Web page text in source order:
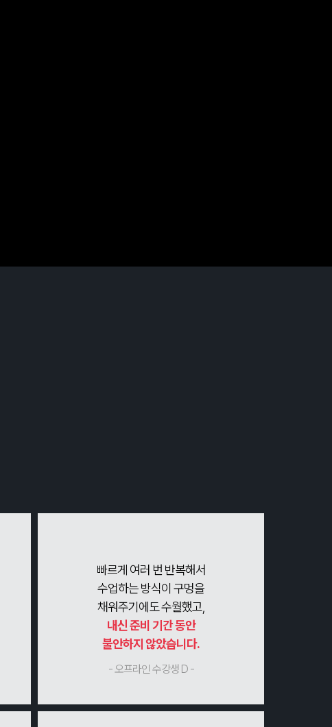
빠르게 여러 번 반복해서
수업하는 방식이 구멍을
채워주기에도 수월했고,
내신 준비 기간 동안
불안하지 않았습니다.
- 오프라인 수강생 D -